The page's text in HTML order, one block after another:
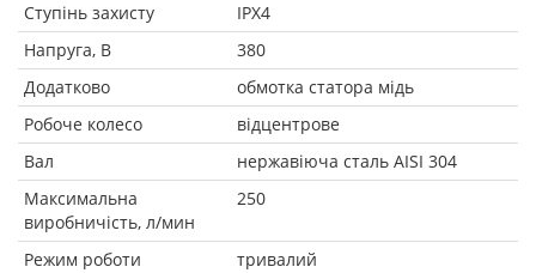
Ступінь захисту
IPX4
Напруга, В
380
Додатково
обмотка статора мідь
Робоче колесо
відцентрове
Вал
нержавіюча сталь AISI 304
Максимальна
виробничість, л/мин
250
Режим роботи
тривалий